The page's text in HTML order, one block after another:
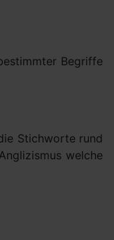
Begriffe
Stichworte rund
welche